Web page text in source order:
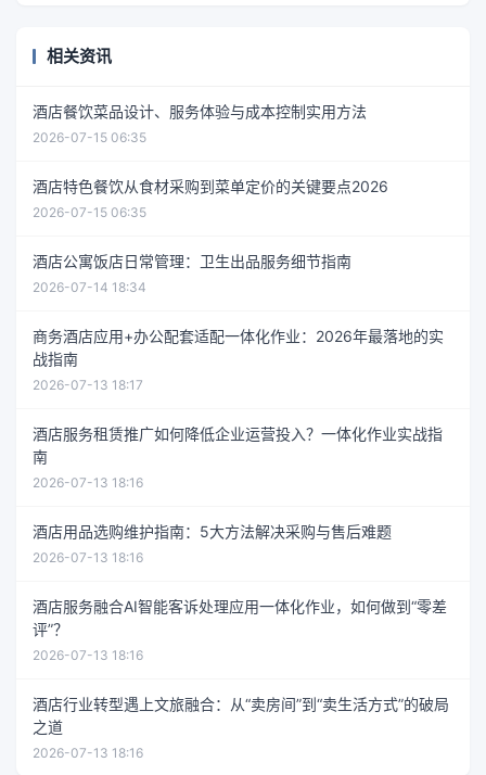
相关资讯
酒店餐饮菜品设计、服务体验与成本控制实用方法
2026-07-15 06:35
酒店特色餐饮从食材采购到菜单定价的关键要点2026
2026-07-15 06:35
酒店公寓饭店日常管理：卫生出品服务细节指南
2026-07-14 18:34
商务酒店应用+办公配套适配一体化作业：2026年最落地的实
战指南
2026-07-13 18:17
酒店服务租赁推广如何降低企业运营投入？一体化作业实战指
南
2026-07-13 18:16
酒店用品选购维护指南：5大方法解决采购与售后难题
2026-07-13 18:16
酒店服务融合AI智能客诉处理应用一体化作业，如何做到“零差
评”？
2026-07-13 18:16
酒店行业转型遇上文旅融合：从“卖房间”到“卖生活方式”的破局
之道
2026-07-13 18:16